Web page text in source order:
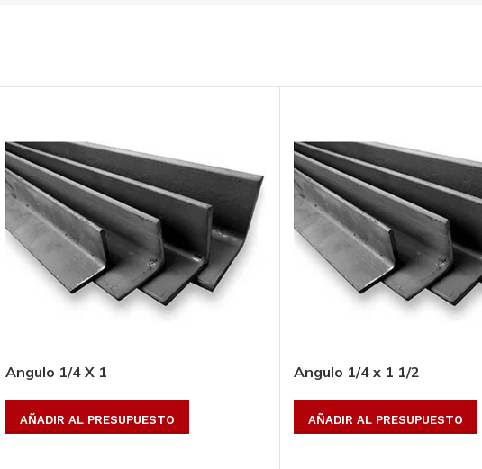
acero
8′ X 20′,
AÑADIR AL
largo:6 mts
AÑADIR AL
PRESUPUESTO
SKU:S1812
Tubular zintro V-
121, largo: 6 m,
cal.:20*****
AÑADIR AL
PRESUPUESTO
Angulo 1/4 X 1
AÑADIR AL PRESUPUESTO
Angulo 1/4 x 1 1/2
AÑADIR AL PRESUPUESTO